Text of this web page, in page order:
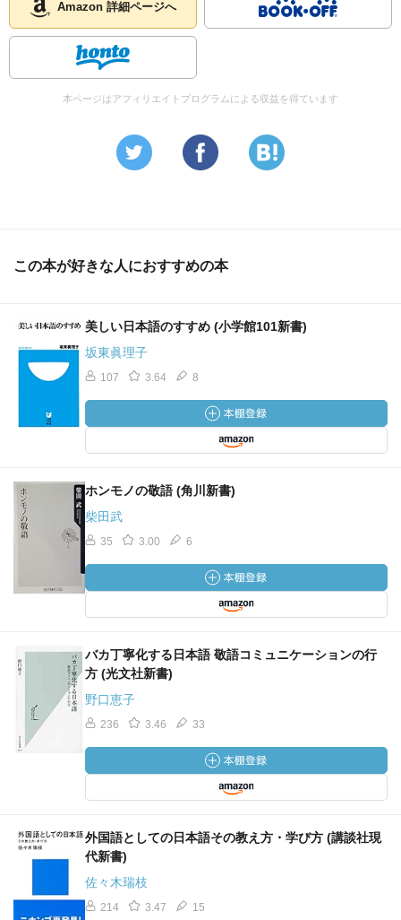
［ 参考となる書評 ］
Amazon 詳細ページへ
本ページはアフィリエイトプログラムによる収益を得ています
この本が好きな人におすすめの本
美しい日本語のすすめ (小学館101新書)
坂東眞理子
107 3.64 8
ホンモノの敬語 (角川新書)
柴田武
35 3.00 6
バカ丁寧化する日本語 敬語コミュニケーションの行
方 (光文社新書)
野口恵子
236 3.46 33
外国語としての日本語その教え方・学び方 (講談社現
代新書)
佐々木瑞枝
214 3.47 15